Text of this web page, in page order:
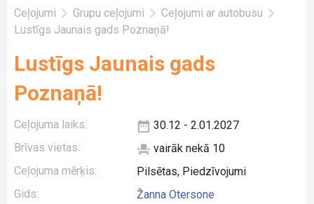
Ceļojumi Grupu ceļojumi
Ceļojumi ar autobusu
Lustīgs Jaunais gads Poznaņā!
Lustīgs Jaunais gads
Poznaņā!
Ceļojuma laiks:
30.12 - 2.01.2027
Brīvas vietas:
vairāk nekā 10
Ceļojuma mērķis:
Pilsētas, Piedzīvojumi
Gids:
Žanna Otersone